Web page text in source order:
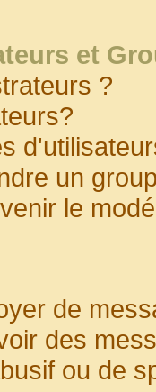
et
?
un
le
de
des
ou de